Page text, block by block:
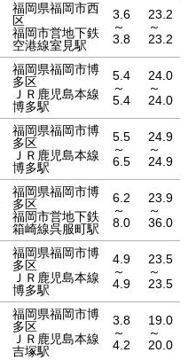
福岡県福岡市西
区
福岡市営地下鉄
空港線室見駅
3.6
～
3.8
23.2
～
23.2
福岡県福岡市博
多区
ＪＲ鹿児島本線
博多駅
5.4
～
5.4
24.0
～
24.0
福岡県福岡市博
多区
ＪＲ鹿児島本線
博多駅
5.5
～
6.5
24.9
～
24.9
福岡県福岡市博
多区
福岡市営地下鉄
箱崎線呉服町駅
6.2
～
8.0
23.9
～
36.0
福岡県福岡市博
多区
ＪＲ鹿児島本線
博多駅
4.9
～
4.9
23.5
～
23.5
福岡県福岡市博
多区
ＪＲ鹿児島本線
吉塚駅
3.8
～
4.2
19.0
～
20.0